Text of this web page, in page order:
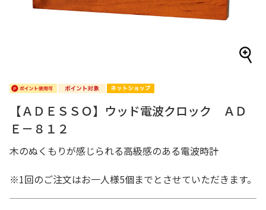
【ＡＤＥＳＳＯ】ウッド電波クロック ＡＤ
Ｅ－８１２
木のぬくもりが感じられる高級感のある電波時計
※1回のご注文はお一人様5個までとさせていただきます。